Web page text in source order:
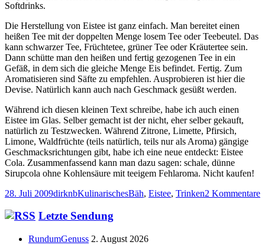
Softdrinks.
Die Herstellung von Eistee ist ganz einfach. Man bereitet einen
heißen Tee mit der doppelten Menge losem Tee oder Teebeutel. Das
kann schwarzer Tee, Früchtetee, grüner Tee oder Kräutertee sein.
Dann schütte man den heißen und fertig gezogenen Tee in ein
Gefäß, in dem sich die gleiche Menge Eis befindet. Fertig. Zum
Aromatisieren sind Säfte zu empfehlen. Ausprobieren ist hier die
Devise. Natürlich kann auch nach Geschmack gesüßt werden.
Während ich diesen kleinen Text schreibe, habe ich auch einen
Eistee im Glas. Selber gemacht ist der nicht, eher selber gekauft,
natürlich zu Testzwecken. Während Zitrone, Limette, Pfirsich,
Limone, Waldfrüchte (teils natürlich, teils nur als Aroma) gängige
Geschmacksrichtungen gibt, habe ich eine neue entdeckt: Eistee
Cola. Zusammenfassend kann man dazu sagen: schale, dünne
Sirupcola ohne Kohlensäure mit teeigem Fehlaroma. Nicht kaufen!
Veröffentlicht
28. Juli 2009Autor
dirknbKategorien
KulinarischesSchlagwörter
Bäh, Eistee, Trinken2 Kommentare
Haupt-
Seitenleiste
Letzte Sendung
RundumGenuss 2. August 2026